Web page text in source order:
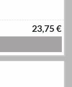
23,75 €